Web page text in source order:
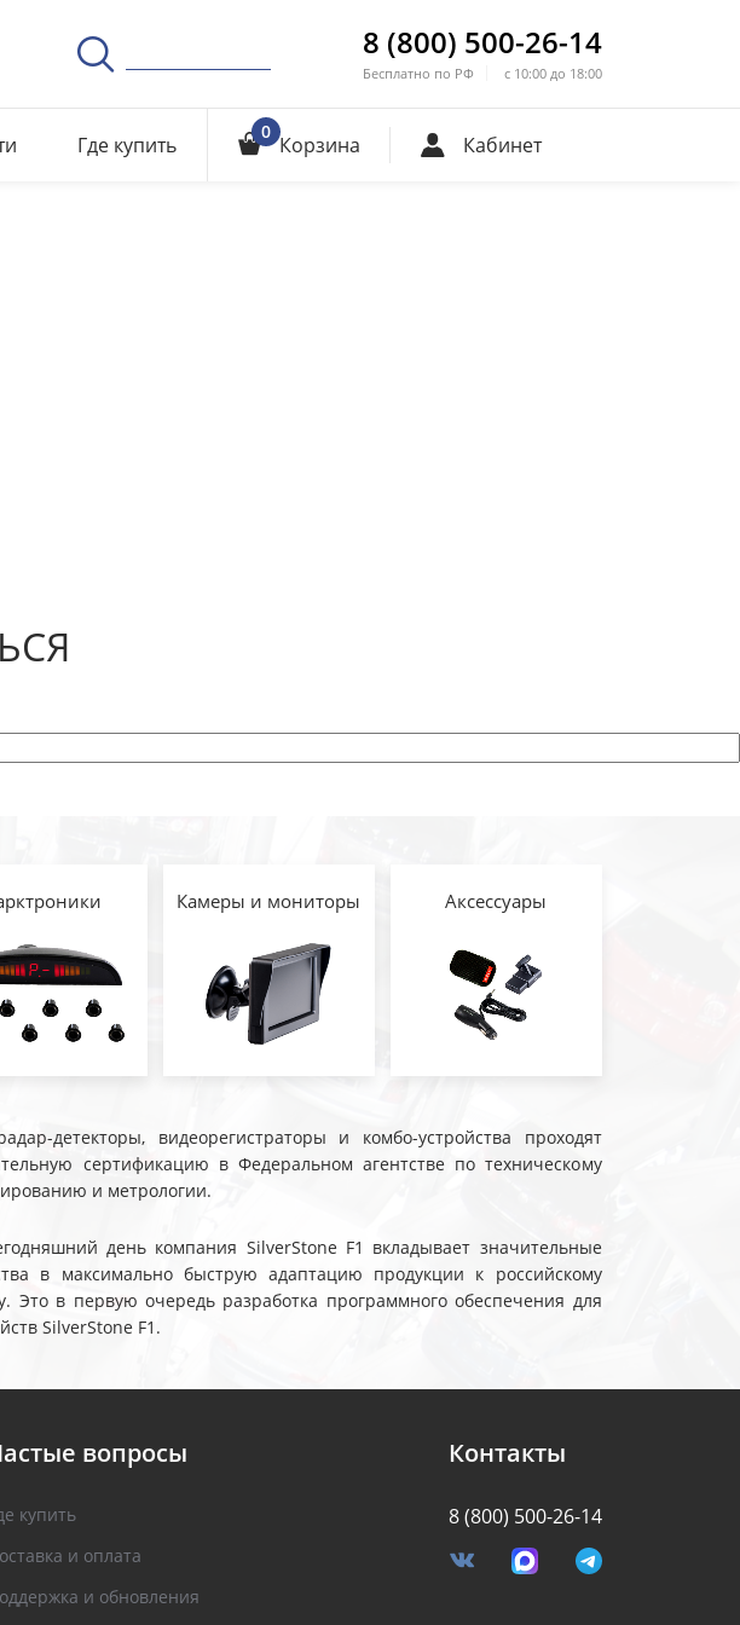
8 (800) 500-26-14
Бесплатно по РФ с 10:00 до 18:00
Где купить 0 Корзина Кабинет
Камеры и мониторы Аксессуары
детекторы, видеорегистраторы и комбо-устройства проходят
сертификацию в Федеральном агентстве по техническому
и метрологии.
день компания SilverStone F1 вкладывает значительные
в максимально быструю адаптацию продукции к российскому
Это в первую очередь разработка программного обеспечения для
SilverStone F1.
вопросы
купить
и оплата
и обновления
Контакты
8 (800) 500-26-14